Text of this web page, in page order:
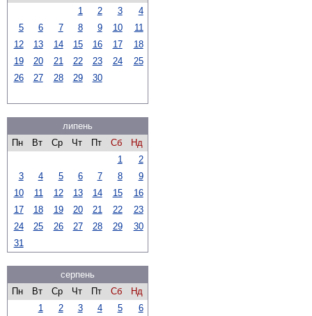
1
2 3
4
5
6 7 8 9 10
11
12
13 14 15 16 17
18
19
20 21 22 23 24
25
26
27 28 29 30
липень
Пн
Вт Ср Чт Пт Сб
Нд
1
2
3
4 5 6 7 8
9
10
11 12 13 14 15
16
17
18 19 20 21 22
23
24
25 26 27 28 29
30
31
серпень
Пн
Вт Ср Чт Пт Сб
Нд
1
2 3 4 5 6